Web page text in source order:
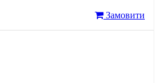
Замовити